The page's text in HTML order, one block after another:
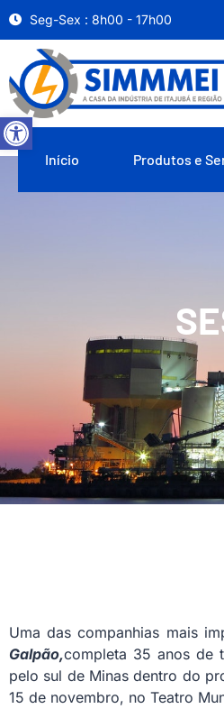
Abrir a barra de ferramentas
Seg-Sex : 8h00 - 17h00
Início Produtos e
Uma das companhias mais
Galpão,completa 35 anos de
pelo sul de Minas dentro do
15 de novembro, no Teatro